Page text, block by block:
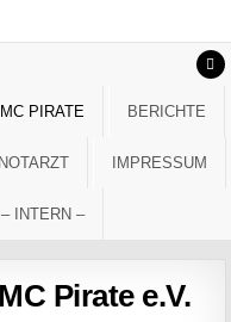
PIRATE BERICHTE
IMPRESSUM
– INTERN –
Pirate e.V.